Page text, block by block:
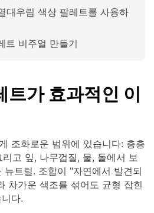
대우림 색상 팔레트를 사용하
트 비주얼 만들기
트가 효과적인 이
조화로운 범위에 있습니다: 층층
고 잎, 나무껍질, 물, 돌에서 보
트럴. 조합이 "자연에서 발견되
차가운 색조를 섞어도 균형 잡힌
다.